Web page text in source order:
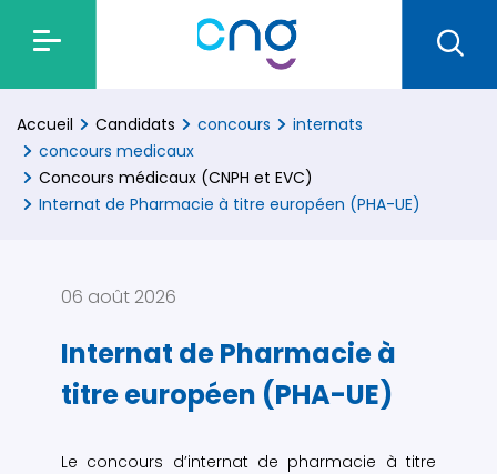
Accueil Candidats concours
internats
concours medicaux
Concours médicaux (CNPH et EVC)
Internat de Pharmacie à titre européen (PHA-UE)
06 août 2026
Internat de Pharmacie à
titre européen (PHA-UE)
Le concours d’internat de pharmacie à titre